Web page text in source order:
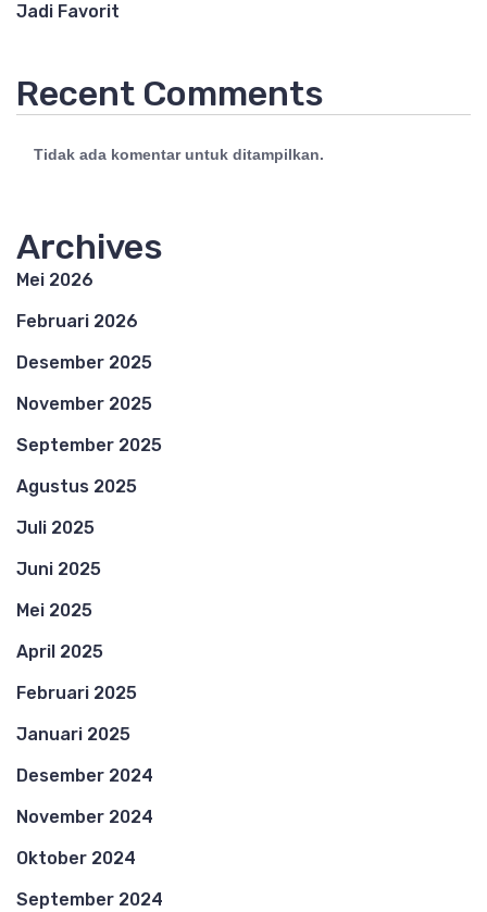
Jadi Favorit
Recent Comments
Tidak ada komentar untuk ditampilkan.
Archives
Mei 2026
Februari 2026
Desember 2025
November 2025
September 2025
Agustus 2025
Juli 2025
Juni 2025
Mei 2025
April 2025
Februari 2025
Januari 2025
Desember 2024
November 2024
Oktober 2024
September 2024